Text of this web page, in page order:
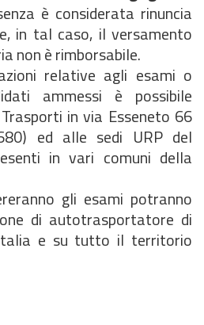
è considerata rinuncia
in tal caso, il versamento
non è rimborsabile.
relative agli esami o
ammessi è possibile
in via Esseneto 66
ed alle sedi URP del
in vari comuni della
gli esami potranno
di autotrasportatore di
e su tutto il territorio